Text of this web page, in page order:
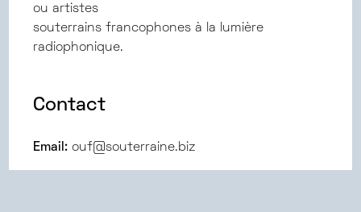
ou artistes
souterrains francophones à la lumière
radiophonique.
Contact
Email: ouf@souterraine.biz